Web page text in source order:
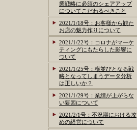
業戦略に必須のシェアアップ
についてこだわるべきこと
2021/1/18号：お客様から観た
お店の魅力作りについて
2021/1/22号：コロナがマーケ
ティングにもたらした影響に
ついて
2021/1/25号：横並びとなる戦
略となってしまうデータ分析
は正しいか？
2021/1/29号：業績が上がらな
い要因について
2021/2/1号：不況期における攻
めの経営について